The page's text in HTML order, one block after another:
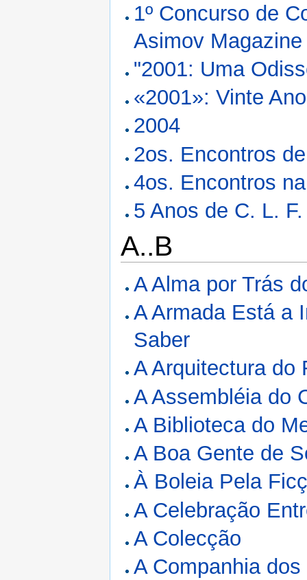
1º Concurso de
Asimov Magazine
"2001: Uma
«2001»: Vinte
2004
2os. Encontros
4os. Encontros
5 Anos de C. L.
A..B
A Alma por Trás
A Armada Está a
Saber
A Arquitectura do
A Assembléia do
A Biblioteca do
A Boa Gente de
À Boleia Pela
A Celebração
A Colecção
A Companhia